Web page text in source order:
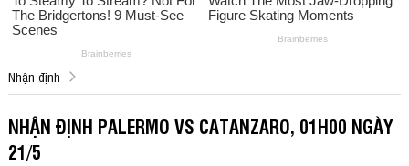
Nhận định
NHẬN ĐỊNH PALERMO VS CATANZARO, 01H00 NGÀY
21/5